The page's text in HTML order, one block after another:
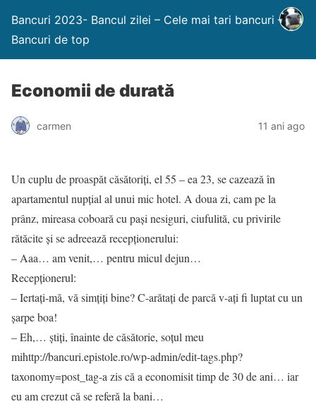
Bancuri 2023- Bancul zilei – Cele mai tari bancuri –
Bancuri de top
Economii de durată
carmen 11 ani ago
Un cuplu de proaspăt căsătoriți, el 55 – ea 23, se cazează în
apartamentul nupțial al unui mic hotel. A doua zi, cam pe la
prânz, mireasa coboară cu pași nesiguri, ciufulită, cu privirile
rătăcite şi se adreează recepţionerului:
– Aaa… am venit,… pentru micul dejun…
Recepționerul:
– Iertați-mă, vă simțiți bine? C-arătați de parcă v-ați fi luptat cu un
şarpe boa!
– Eh,… știți, înainte de căsătorie, soțul meu
mihttp://bancuri.epistole.ro/wp-admin/edit-tags.php?
taxonomy=post_tag-a zis că a economisit timp de 30 de ani… iar
eu am crezut că se referă la bani…